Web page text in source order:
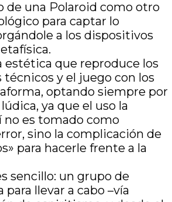
de una Polaroid como otro
para captar lo
a los dispositivos
que reproduce los
y el juego con los
optando siempre por
ya que el uso la
no es tomado como
sino la complicación de
para hacerle frente a la
sencillo: un grupo de
llevar a cabo –vía